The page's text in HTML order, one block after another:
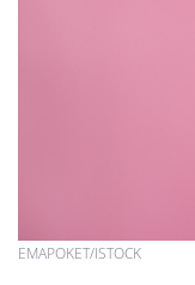
EMAPOKET/ISTOCK